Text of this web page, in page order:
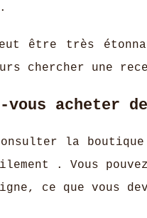
être très
chercher une
vous acheter
la
. Vous
ce que vous